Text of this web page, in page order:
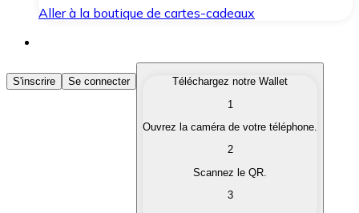
Aller à la boutique de cartes-cadeaux
Acheter des Cryptomonnaies
Achetez les cryptomonnaies qui vous intéressent
Convertissez vos cryptomonnaies en monnaie
S'inscrire Se connecter
Téléchargez notre Wallet
1
Ouvrez la caméra de votre téléphone.
2
Scannez le QR.
3